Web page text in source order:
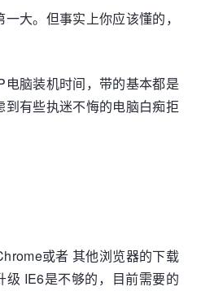
大。但事实上你应该懂的，
脑装机时间，带的基本都是
有些执迷不悔的电脑白痴拒
或者 其他浏览器的下载
IE6是不够的，目前需要的